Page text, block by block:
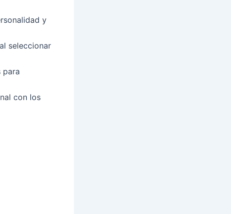
y
seleccionar
para
con los